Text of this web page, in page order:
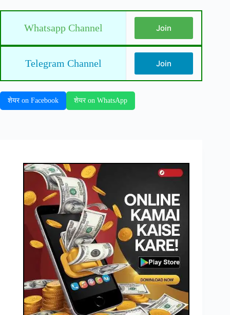
Whatsapp Channel Join
Telegram Channel Join
शेयर on Facebook शेयर on WhatsApp